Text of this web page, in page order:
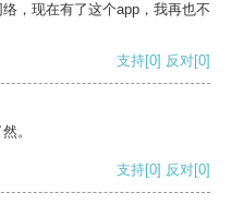
，现在有了这个app，我再也不
支持[0] 反对[0]
。
支持[0] 反对[0]